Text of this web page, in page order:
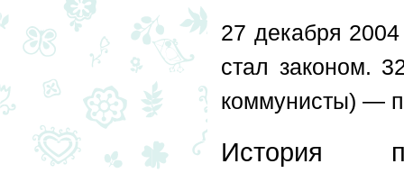
27 декабря
стал законом.
коммунисты) —
История